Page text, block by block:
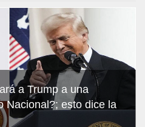
a Trump a una
Nacional?; esto dice la